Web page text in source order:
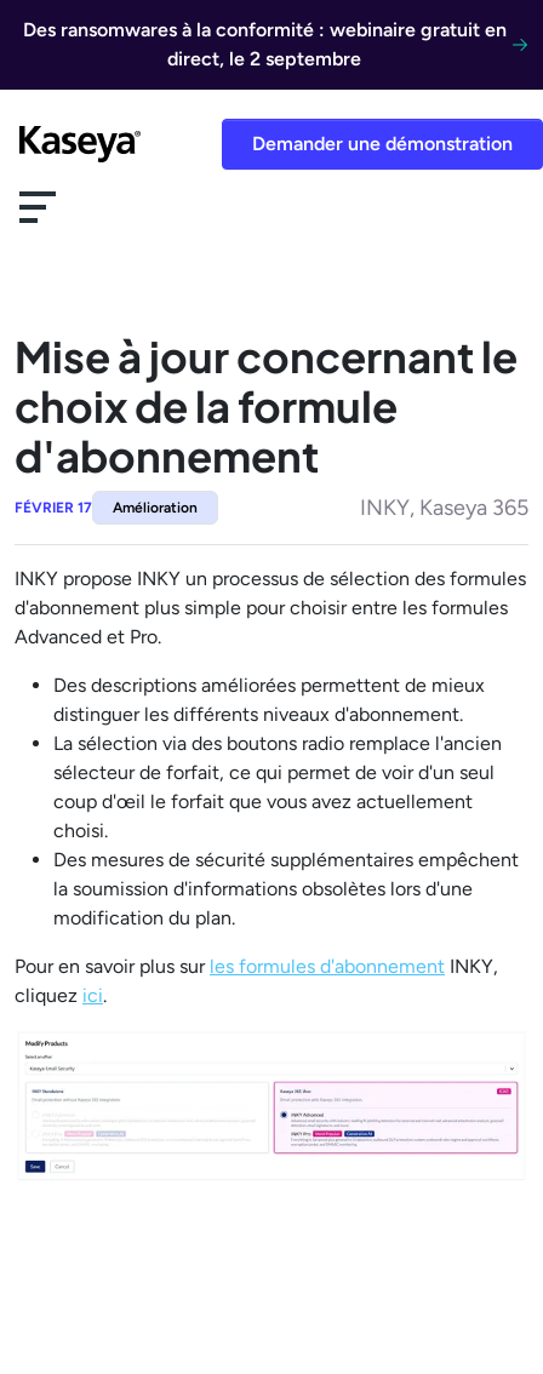
Des ransomwares à la conformité : webinaire gratuit en
direct, le 2 septembre
Demander une démonstration
Mise à jour concernant le
choix de la formule
d'abonnement
FÉVRIER 17 Amélioration INKY, Kaseya 365
INKY propose INKY un processus de sélection des formules
d'abonnement plus simple pour choisir entre les formules
Advanced et Pro.
Des descriptions améliorées permettent de mieux
distinguer les différents niveaux d'abonnement.
La sélection via des boutons radio remplace l'ancien
sélecteur de forfait, ce qui permet de voir d'un seul
coup d'œil le forfait que vous avez actuellement
choisi.
Des mesures de sécurité supplémentaires empêchent
la soumission d'informations obsolètes lors d'une
modification du plan.
Pour en savoir plus sur les formules d'abonnement INKY,
cliquez ici.